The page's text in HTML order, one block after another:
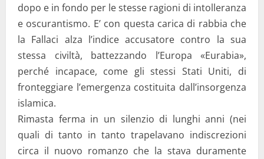
dopo e in fondo per le stesse ragioni di intolleranza
e oscurantismo. E’ con questa carica di rabbia che
la Fallaci alza l’indice accusatore contro la sua
stessa civiltà, battezzando l’Europa «Eurabia»,
perché incapace, come gli stessi Stati Uniti, di
fronteggiare l’emergenza costituita dall’insorgenza
islamica.
Rimasta ferma in un silenzio di lunghi anni (nei
quali di tanto in tanto trapelavano indiscrezioni
circa il nuovo romanzo che la stava duramente